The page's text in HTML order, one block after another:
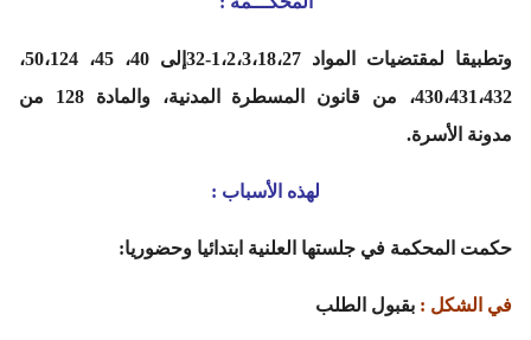
وتطبيقا لمقتضيات المواد 1،2،3،18،27-32إلى 40، 45، 50،124،
430،431،432، من قانون المسطرة المدنية، والمادة 128 من
مدونة الأسرة.
لهذه الأسباب :
حكمت المحكمة في جلستها العلنية ابتدائيا وحضوريا:
في الشكل : بقبول الطلب